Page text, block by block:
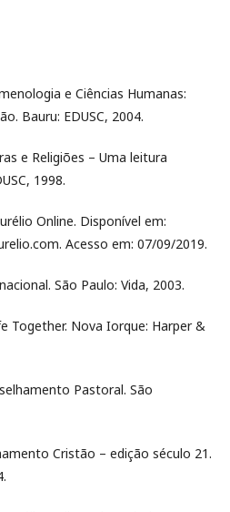
e Ciências Humanas:
Bauru: EDUSC, 2004.
e Religiões – Uma leitura
1998.
Online. Disponível em:
Acesso em: 07/09/2019.
São Paulo: Vida, 2003.
Together. Nova Iorque: Harper &
Pastoral. São
Cristão – edição século 21.